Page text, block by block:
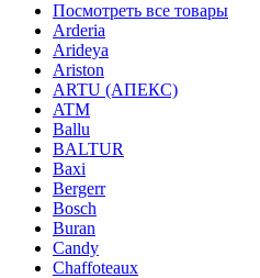
Посмотреть все товары
Arderia
Arideya
Ariston
ARTU (АПЕКС)
ATM
Ballu
BALTUR
Baxi
Bergerr
Bosch
Buran
Candy
Chaffoteaux